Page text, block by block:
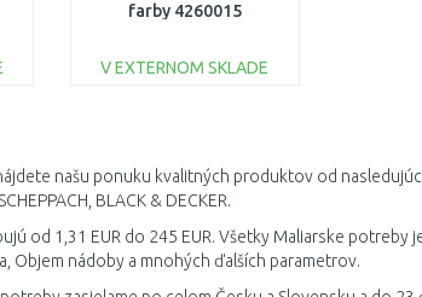
farby 4260015
V EXTERNOM SKLADE
našu ponuku kvalitných produktov od
BLACK & DECKER.
od 1,31 EUR do 245 EUR. Všetky Maliarske potreby
Objem nádoby a mnohých ďalších parametrov.